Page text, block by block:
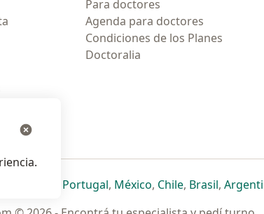
Para doctores
Agenda para doctores
Condiciones de los Planes
Doctoralia
pestaña
una nueva pestaña
se abre en una nueva pestaña
se abre en una nueva pestaña
Portugalse abre en una nueva
, Méxicose abre en una
, Chilese abre en
, Brasilse abre
,